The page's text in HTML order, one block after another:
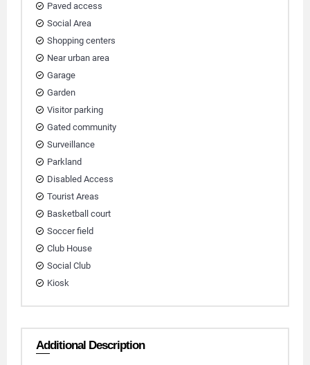
Paved access
Social Area
Shopping centers
Near urban area
Garage
Garden
Visitor parking
Gated community
Surveillance
Parkland
Disabled Access
Tourist Areas
Basketball court
Soccer field
Club House
Social Club
Kiosk
Additional Description